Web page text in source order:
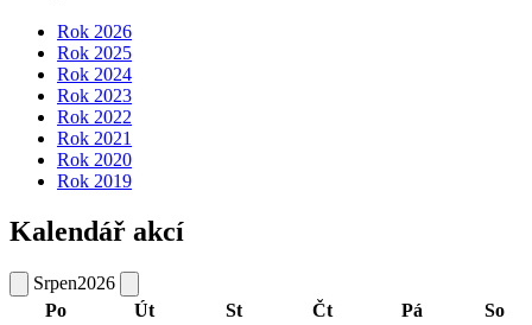
Rok 2026
Rok 2025
Rok 2024
Rok 2023
Rok 2022
Rok 2021
Rok 2020
Rok 2019
Kalendář akcí
Srpen2026
Po
Út St Čt Pá
So